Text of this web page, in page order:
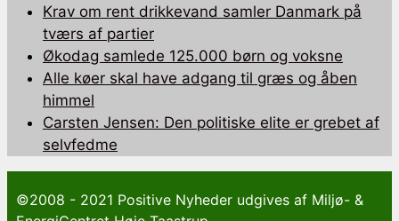
Krav om rent drikkevand samler Danmark på
tværs af partier
Økodag samlede 125.000 børn og voksne
Alle køer skal have adgang til græs og åben
himmel
Carsten Jensen: Den politiske elite er grebet af
selvfedme
©2008 - 2021 Positive Nyheder udgives af Miljø- &